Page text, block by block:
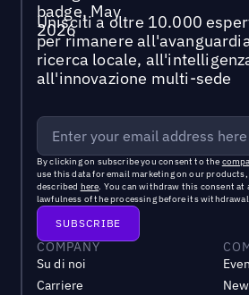
Unisciti a oltre 10.000
per rimanere
ricerca locale,
all'innovazione multi-sede
By clicking on subscribe you consent to the
use this data for email marketing on our
described here. You can withdraw this consent
lawfulness of the processing before its
COMPANY
Su di noi
Carriere